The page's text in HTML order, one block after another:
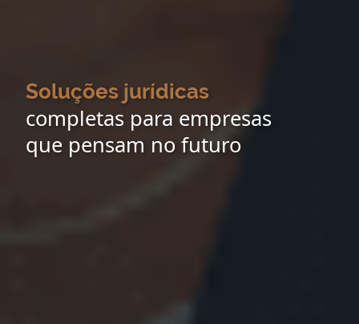
Soluções jurídicas
completas para empresas
que pensam no futuro